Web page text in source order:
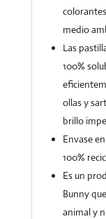
medio
Las
100%
ollas y
brillo
Envase
100%
Es un
Bunny
animal y